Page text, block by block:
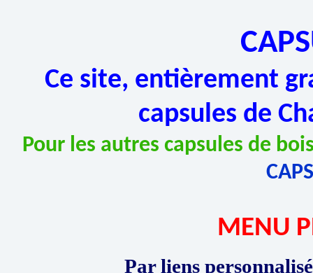
Ce site, entièrement
capsules de
Pour les autres capsules de
MENU
Par liens